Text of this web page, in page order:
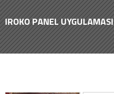
IROKO PANEL UYGULAMASI